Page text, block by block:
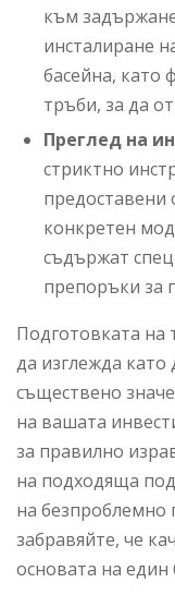
към
инсталиране
басейна, като
тръби, за да
Преглед на
стриктно
предоставени
конкретен
съдържат
препоръки за
Подготовката на
да изглежда като
съществено
на вашата
за правилно
на подходяща
на безпроблемно
забравяйте, че
основата на един